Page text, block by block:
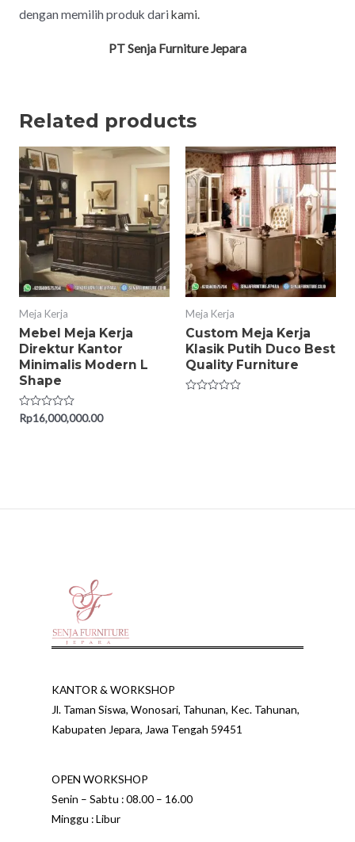
dengan memilih produk dari kami.
PT Senja Furniture Jepara
Related products
Meja Kerja
Mebel Meja Kerja
Direktur Kantor
Minimalis Modern L
Shape
Rated
Rp16,000,000.00
Meja Kerja
Custom Meja Kerja
Klasik Putih Duco Best
Quality Furniture
KANTOR & WORKSHOP
Jl. Taman Siswa, Wonosari, Tahunan, Kec. Tahunan,
Kabupaten Jepara, Jawa Tengah 59451
OPEN WORKSHOP
Senin – Sabtu : 08.00 – 16.00
Minggu : Libur